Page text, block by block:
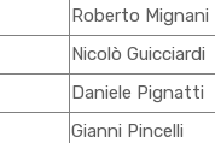
Roberto Mignani
Nicolò Guicciardi
Daniele Pignatti
Gianni Pincelli